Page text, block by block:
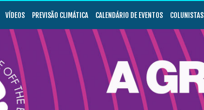
VÍDEOS PREVISÃO CLIMÁTICA CALENDÁRIO DE EVENTOS COLUNISTAS